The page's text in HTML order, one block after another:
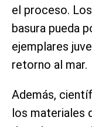
el proceso.
basura pueda
ejemplares
retorno al mar.
Además,
los materiales